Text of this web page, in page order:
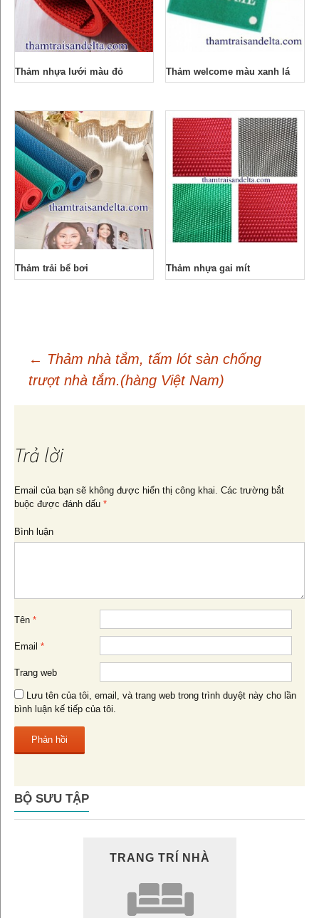
Thảm nhựa lưới màu đỏ Thảm welcome màu xanh lá
Thảm trải bể bơi Thảm nhựa gai mít
Điều
hướng
bài
viết
← Thảm nhà tắm, tấm lót sàn chống
trượt nhà tắm.(hàng Việt Nam)
Trả lời
Email của bạn sẽ không được hiển thị công khai. Các trường bắt
buộc được đánh dấu *
Bình luận
Tên *
Email *
Trang web
Lưu tên của tôi, email, và trang web trong trình duyệt này cho lần
bình luận kế tiếp của tôi.
BỘ SƯU TẬP
TRANG TRÍ NHÀ